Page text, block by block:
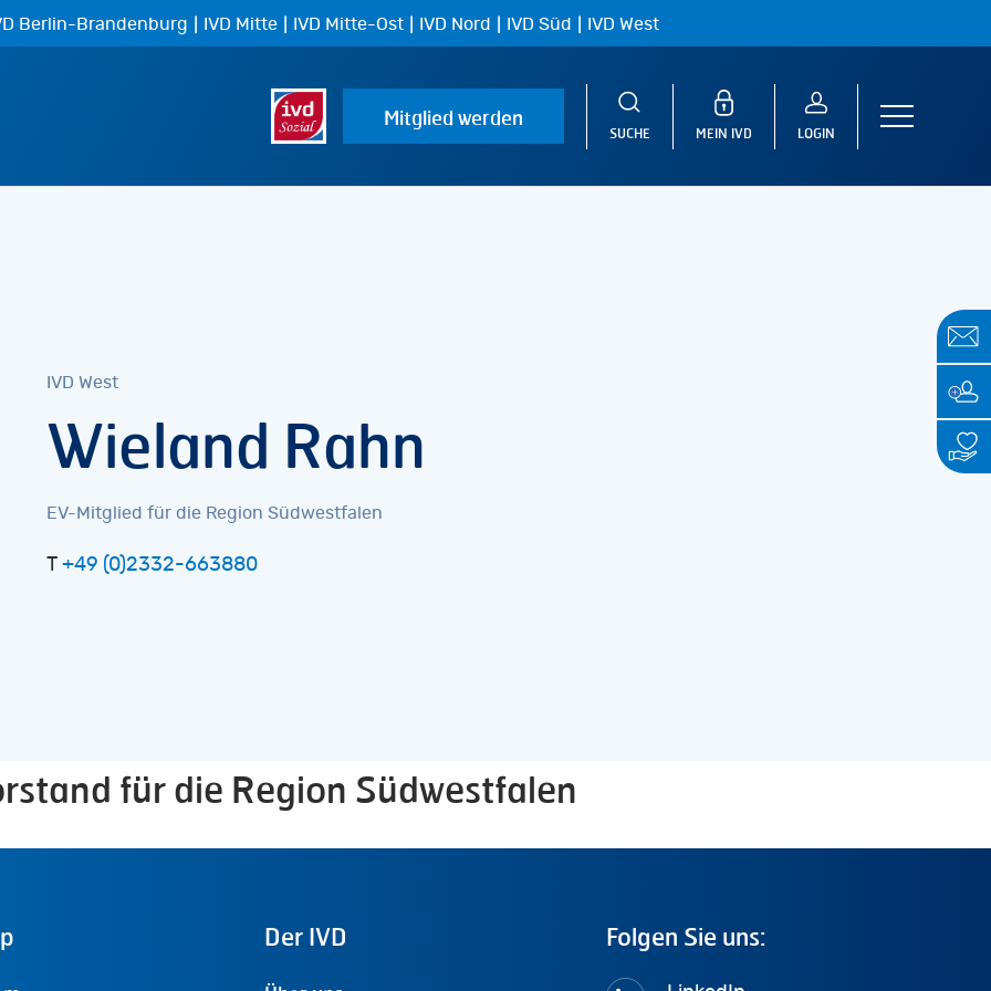
Berlin-Brandenburg | IVD Mitte | IVD Mitte-Ost | IVD Nord | IVD Süd | IVD West
Mitglied werden
SUCHE MEIN IVD LOGIN
Menu
IVD West
Wieland Rahn
EV-Mitglied für die Region Südwestfalen
T +49 (0)2332-663880
für die Region Südwestfalen
Der IVD Folgen Sie uns: